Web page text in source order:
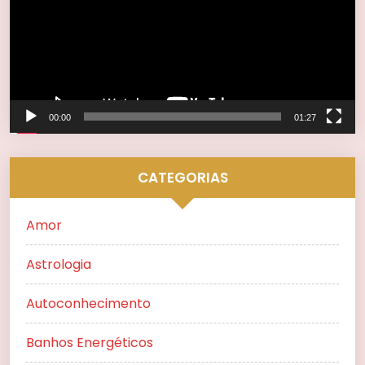
00:00 01:27
CATEGORIAS
Amor
Astrologia
Autoconhecimento
Banhos Energéticos